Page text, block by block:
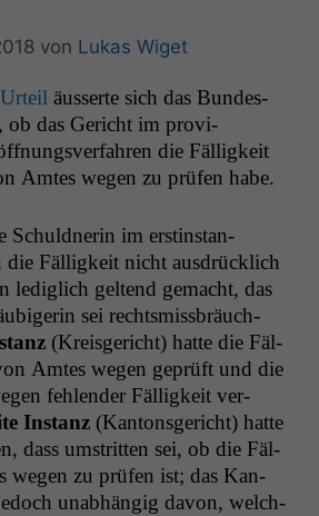
von Lukas Wiget
äusserte sich das Bun­des­
ob das Gericht im pro­vi­
die Fäl­ligkeit
Amtes wegen zu prüfen habe.
Schuld­ner­in im erstin­stan­
die Fäl­ligkeit nicht aus­drück­lich
lediglich gel­tend gemacht, das
sei rechtsmiss­bräuch­
(Kreis­gericht) hat­te die Fäl­
Amtes wegen geprüft und die
fehlen­der Fäl­ligkeit ver­
Instanz (Kan­ton­s­gericht) hat­te
dass umstrit­ten sei, ob die Fäl­
wegen zu prüfen ist; das Kan­
unab­hängig davon, welch­